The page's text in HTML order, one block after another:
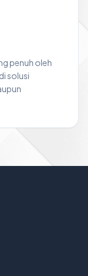
penuh oleh
solusi